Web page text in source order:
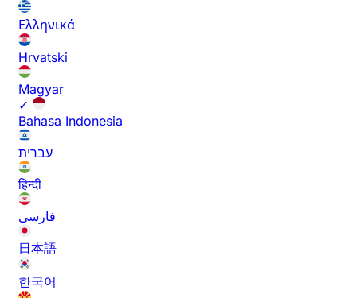
Ελληνικά
Hrvatski
Magyar
✓
Bahasa Indonesia
עברית
हिन्दी
فارسی
日本語
한국어